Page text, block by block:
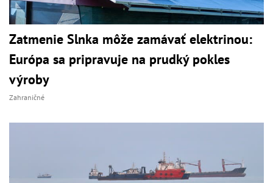
Zatmenie Slnka môže zamávať elektrinou:
Európa sa pripravuje na prudký pokles
výroby
Zahraničné